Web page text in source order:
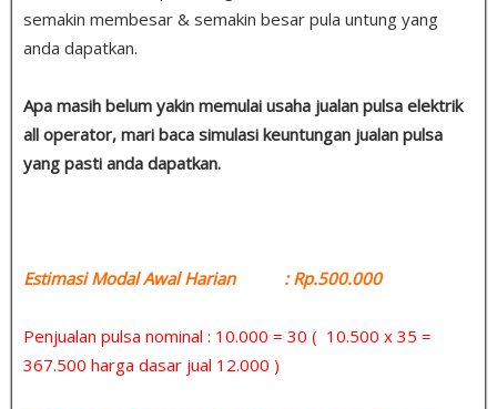
semakin membesar & semakin besar pula untung yang
anda dapatkan.
Apa masih belum yakin memulai usaha jualan pulsa elektrik
all operator, mari baca simulasi keuntungan jualan pulsa
yang pasti anda dapatkan.
Estimasi Modal Awal Harian : Rp.500.000
Penjualan pulsa nominal : 10.000 = 30 ( 10.500 x 35 =
367.500 harga dasar jual 12.000 )